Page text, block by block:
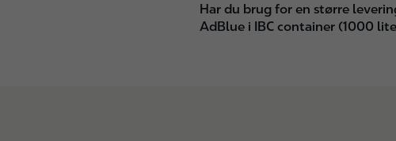
Har du brug for en større
AdBlue i IBC container (1000